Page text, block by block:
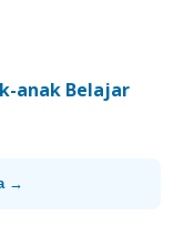
anak Belajar
→